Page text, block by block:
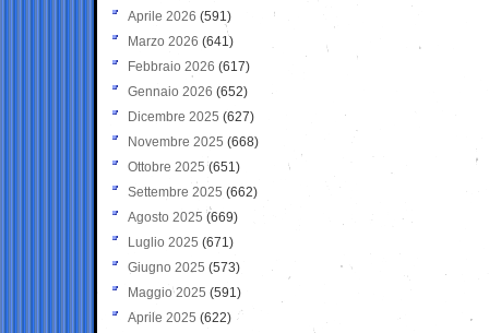
Aprile 2026 (591)
Marzo 2026 (641)
Febbraio 2026 (617)
Gennaio 2026 (652)
Dicembre 2025 (627)
Novembre 2025 (668)
Ottobre 2025 (651)
Settembre 2025 (662)
Agosto 2025 (669)
Luglio 2025 (671)
Giugno 2025 (573)
Maggio 2025 (591)
Aprile 2025 (622)